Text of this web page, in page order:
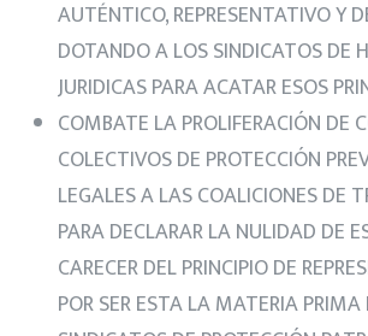
AUTÉNTICO, REPRESENTATIVO Y
DOTANDO A LOS SINDICATOS DE
JURIDICAS PARA ACATAR ESOS
COMBATE LA PROLIFERACIÓN DE
COLECTIVOS DE PROTECCIÓN
LEGALES A LAS COALICIONES DE
PARA DECLARAR LA NULIDAD DE
CARECER DEL PRINCIPIO DE
POR SER ESTA LA MATERIA PRIMA